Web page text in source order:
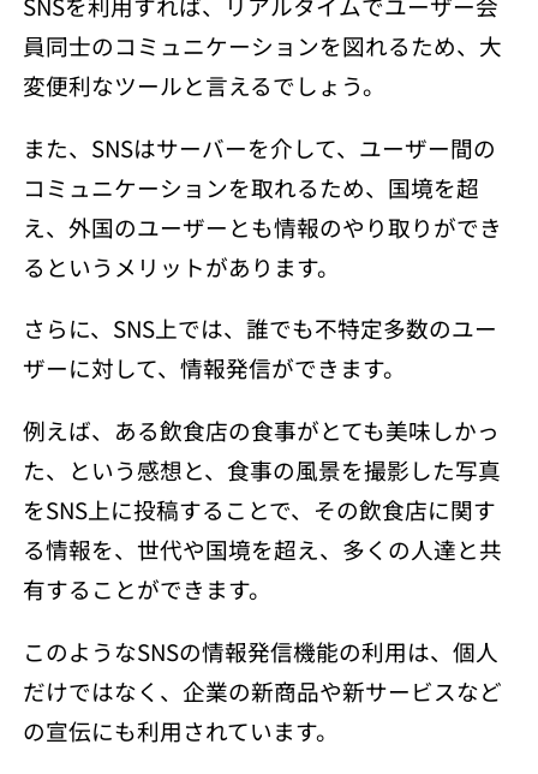
員同士のコミュニケーションを図れるため、大
変便利なツールと言えるでしょう。
また、SNSはサーバーを介して、ユーザー間の
コミュニケーションを取れるため、国境を超
え、外国のユーザーとも情報のやり取りができ
るというメリットがあります。
さらに、SNS上では、誰でも不特定多数のユー
ザーに対して、情報発信ができます。
例えば、ある飲食店の食事がとても美味しかっ
た、という感想と、食事の風景を撮影した写真
をSNS上に投稿することで、その飲食店に関す
る情報を、世代や国境を超え、多くの人達と共
有することができます。
このようなSNSの情報発信機能の利用は、個人
だけではなく、企業の新商品や新サービスなど
の宣伝にも利用されています。